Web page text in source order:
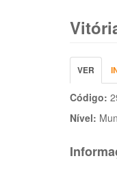
Abas
VER (ABA
Código:
Nível: